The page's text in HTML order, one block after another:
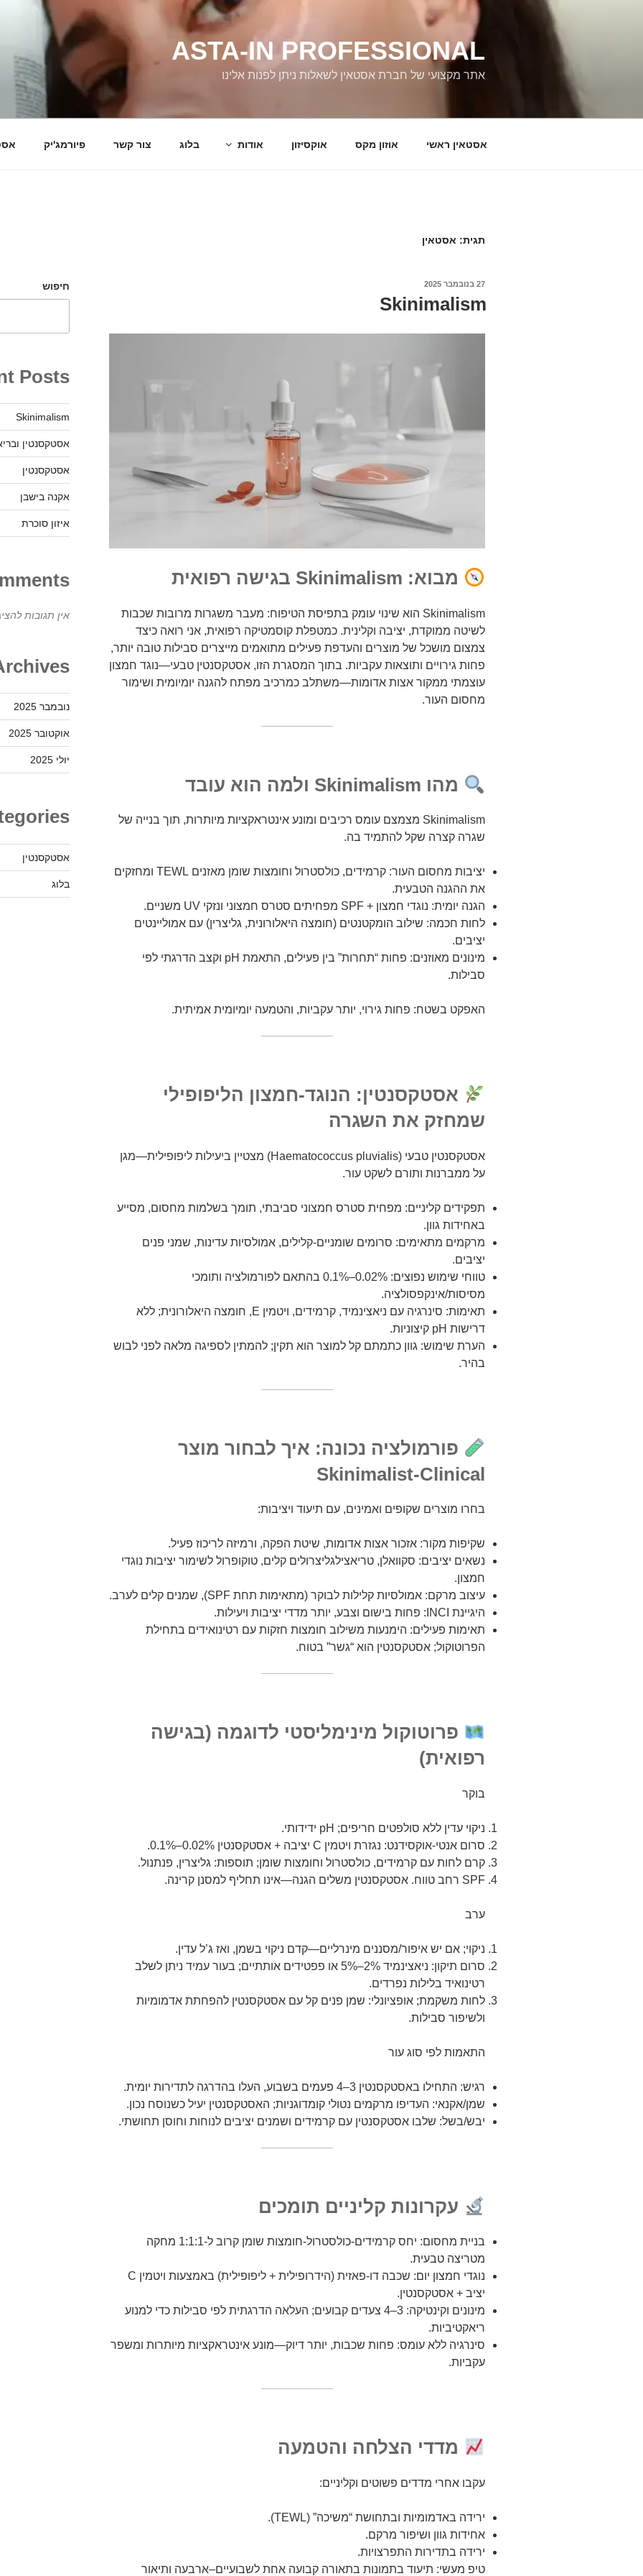
ASTA-IN PROFESSIONAL
אתר מקצועי של חברת אסטאין לשאלות ניתן לפנות אלינו
אסטאין ראשי אוזון מקס אוקסיזון אודות בלוג צור קשר פיורמג'יק
תגית: אסטאין
פורסם
27 בנובמבר 2025
Skinimalism
מבוא: Skinimalism בגישה רפואית
Skinimalism הוא שינוי עומק בתפיסת הטיפוח: מעבר משגרות מרובות שכבות
לשיטה ממוקדת, יציבה וקלינית. כמטפלת קוסמטיקה רפואית, אני רואה כיצד
צמצום מושכל של מוצרים והעדפת פעילים מתואמים מייצרים סבילות טובה יותר,
פחות גירויים ותוצאות עקביות. בתוך המסגרת הזו, אסטקסנטין טבעי—נוגד חמצון
עוצמתי ממקור אצות אדומות—משתלב כמרכיב מפתח להגנה יומיומית ושימור
מחסום העור.
מהו Skinimalism ולמה הוא עובד
Skinimalism מצמצם עומס רכיבים ומונע אינטראקציות מיותרות, תוך בנייה של
שגרה קצרה שקל להתמיד בה.
יציבות מחסום העור: קרמידים, כולסטרול וחומצות שומן מאזנים TEWL ומחזקים
את ההגנה הטבעית.
הגנה יומית: נוגדי חמצון + SPF מפחיתים סטרס חמצוני ונזקי UV משניים.
לחות חכמה: שילוב הומקטנטים (חומצה היאלורונית, גליצרין) עם אמוליינטים
יציבים.
מינונים מאוזנים: פחות “תחרות” בין פעילים, התאמת pH וקצב הדרגתי לפי
סבילות.
האפקט בשטח: פחות גירוי, יותר עקביות, והטמעה יומיומית אמיתית.
אסטקסנטין: הנוגד-חמצון הליפופילי
שמחזק את השגרה
אסטקסנטין טבעי (Haematococcus pluvialis) מצטיין ביעילות ליפופילית—מגן
על ממברנות ותורם לשקט עור.
תפקידים קליניים: מפחית סטרס חמצוני סביבתי, תומך בשלמות מחסום, מסייע
באחידות גוון.
מרקמים מתאימים: סרומים שומניים-קלילים, אמולסיות עדינות, שמני פנים
יציבים.
טווחי שימוש נפוצים: 0.02%–0.1% בהתאם לפורמולציה ותומכי
מסיסות/אינקפסולציה.
תאימות: סינרגיה עם ניאצינמיד, קרמידים, ויטמין E, חומצה היאלורונית; ללא
דרישות pH קיצוניות.
הערת שימוש: גוון כתמתם קל למוצר הוא תקין; להמתין לספיגה מלאה לפני לבוש
בהיר.
פורמולציה נכונה: איך לבחור מוצר
Skinimalist-Clinical
בחרו מוצרים שקופים ואמינים, עם תיעוד ויציבות:
שקיפות מקור: אזכור אצות אדומות, שיטת הפקה, ורמיזה לריכוז פעיל.
נשאים יציבים: סקוואלן, טריאצילגליצרולים קלים, טוקופרול לשימור יציבות נוגדי
חמצון.
עיצוב מרקם: אמולסיות קלילות לבוקר (מתאימות תחת SPF), שמנים קלים לערב.
היגיינת INCI: פחות בישום וצבע, יותר מדדי יציבות ויעילות.
תאימות פעילים: הימנעות משילוב חומצות חזקות עם רטינואידים בתחילת
הפרוטוקול; אסטקסנטין הוא “גשר” בטוח.
פרוטוקול מינימליסטי לדוגמה (בגישה
רפואית)
בוקר
ניקוי עדין ללא סולפטים חריפים; pH ידידותי.
סרום אנטי-אוקסידנט: נגזרת ויטמין C יציבה + אסטקסנטין 0.02%–0.1%.
קרם לחות עם קרמידים, כולסטרול וחומצות שומן; תוספות: גליצרין, פנתנול.
SPF רחב טווח. אסטקסנטין משלים הגנה—אינו תחליף למסנן קרינה.
ערב
ניקוי; אם יש איפור/מסננים מינרליים—קדם ניקוי בשמן, ואז ג’ל עדין.
סרום תיקון: ניאצינמיד 2%–5% או פפטידים אותתיים; בעור עמיד ניתן לשלב
רטינואיד בלילות נפרדים.
לחות משקמת; אופציונלי: שמן פנים קל עם אסטקסנטין להפחתת אדמומיות
ולשיפור סבילות.
התאמות לפי סוג עור
רגיש: התחילו באסטקסנטין 3–4 פעמים בשבוע, העלו בהדרגה לתדירות יומית.
שמן/אקנאי: העדיפו מרקמים נטולי קומדוגניות; האסטקסנטין יעיל כשנוסח נכון.
יבש/בשל: שלבו אסטקסנטין עם קרמידים ושמנים יציבים לנוחות וחוסן תחושתי.
עקרונות קליניים תומכים
בניית מחסום: יחס קרמידים-כולסטרול-חומצות שומן קרוב ל-1:1:1 מחקה
מטריצה טבעית.
נוגדי חמצון יום: שכבה דו-פאזית (הידרופילית + ליפופילית) באמצעות ויטמין C
יציב + אסטקסנטין.
מינונים וקינטיקה: 3–4 צעדים קבועים; העלאה הדרגתית לפי סבילות כדי למנוע
ריאקטיביות.
סינרגיה ללא עומס: פחות שכבות, יותר דיוק—מונע אינטראקציות מיותרות ומשפר
עקביות.
מדדי הצלחה והטמעה
עקבו אחרי מדדים פשוטים וקליניים:
ירידה באדמומיות ובתחושת “משיכה” (TEWL).
אחידות גוון ושיפור מרקם.
ירידה בתדירות התפרצויות.
טיפ מעשי: תיעוד בתמונות בתאורה קבועה אחת לשבועיים–ארבעה ותיאור
חיפוש
Posts
Skinimalism
אסטקסנטין
אסטקסנטין
אקנה בישבן
איזון סוכרת
אין תגובות
נובמבר 2025
אוקטובר 2025
יולי 2025
אסטקסנטין
בלוג